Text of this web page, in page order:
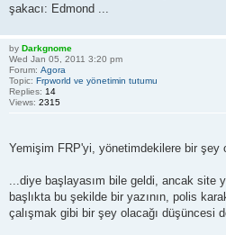
şakacı: Edmond ...
by Darkgnome
Wed Jan 05, 2011 3:20 pm
Forum: Agora
Topic: Frpworld ve yönetimin tutumu
Replies: 14
Views: 2315
Yemişim FRP'yi, yönetimdekilere bir şey
...diye başlayasım bile geldi, ancak site
başlıkta bu şekilde bir yazının, polis
çalışmak gibi bir şey olacağı düşüncesi